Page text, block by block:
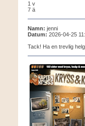
1 v
7 ä
Namn: jenni
Datum: 2026-04-25
Tack! Ha en trevlig